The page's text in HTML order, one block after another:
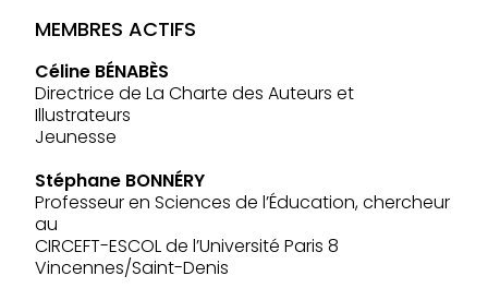
MEMBRES ACTIFS
Céline BÉNABÈS
Directrice de La Charte des Auteurs et
Illustrateurs
Jeunesse
Stéphane BONNÉRY
Professeur en Sciences de l’Éducation, chercheur
au
CIRCEFT-ESCOL de l’Université Paris 8
Vincennes/Saint-Denis